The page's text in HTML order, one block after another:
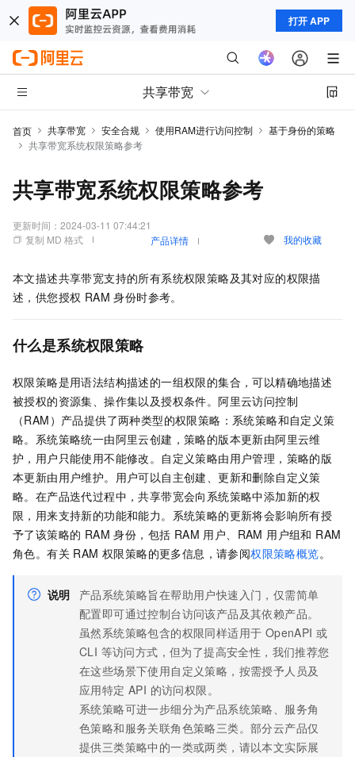
打开 APP
共享带宽
首页 共享带宽 安全合规 使用RAM进行访问控制
基于身份的策略
共享带宽系统权限策略参考
共享带宽系统权限策略参考
更新时间： 2024-03-11 07:44:21
复制 MD 格式
产品详情 我的收藏
本文描述共享带宽支持的所有系统权限策略及其对应的权限描
述，供您授权 RAM 身份时参考。
什么是系统权限策略
权限策略是用语法结构描述的一组权限的集合，可以精确地描述
被授权的资源集、操作集以及授权条件。阿里云访问控制
（RAM）产品提供了两种类型的权限策略：系统策略和自定义策
略。系统策略统一由阿里云创建，策略的版本更新由阿里云维
护，用户只能使用不能修改。自定义策略由用户管理，策略的版
本更新由用户维护。用户可以自主创建、更新和删除自定义策
略。在产品迭代过程中，共享带宽会向系统策略中添加新的权
限，用来支持新的功能和能力。系统策略的更新将会影响所有授
予了该策略的 RAM 身份，包括 RAM 用户、RAM 用户组和 RAM
角色。有关 RAM 权限策略的更多信息，请参阅权限策略概览。
说明
产品系统策略旨在帮助用户快速入门，仅需简单
配置即可通过控制台访问该产品及其依赖产品。
虽然系统策略包含的权限同样适用于 OpenAPI 或
CLI 等访问方式，但为了提高安全性，我们推荐您
在这些场景下使用自定义策略，按需授予人员及
应用特定 API 的访问权限。
系统策略可进一步细分为产品系统策略、服务角
色策略和服务关联角色策略三类。部分云产品仅
提供三类策略中的一类或两类，请以本文实际展